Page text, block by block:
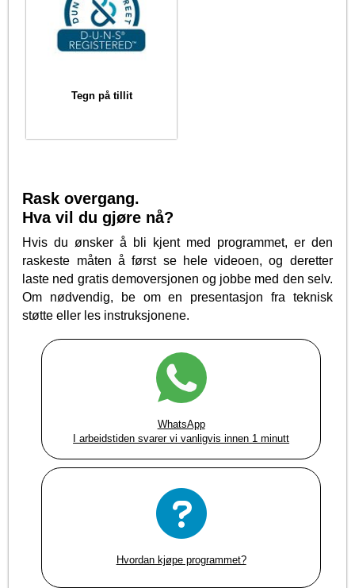
Tegn på tillit
Rask overgang.
Hva vil du gjøre nå?
Hvis du ønsker å bli kjent med programmet, er den
raskeste måten å først se hele videoen, og deretter
laste ned gratis demoversjonen og jobbe med den selv.
Om nødvendig, be om en presentasjon fra teknisk
støtte eller les instruksjonene.
WhatsApp
I arbeidstiden svarer vi vanligvis innen 1 minutt
Hvordan kjøpe programmet?